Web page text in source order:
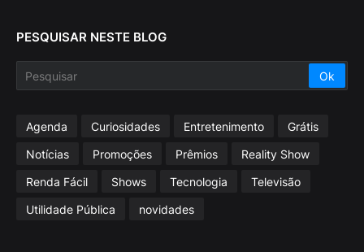
PESQUISAR NESTE BLOG
Agenda Curiosidades Entretenimento
Grátis
Notícias
Promoções Prêmios
Reality Show
Renda Fácil
Shows Tecnologia
Televisão
Utilidade Pública
novidades